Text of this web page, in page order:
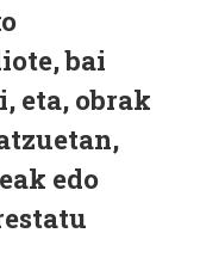
bai
eta, obrak
edo